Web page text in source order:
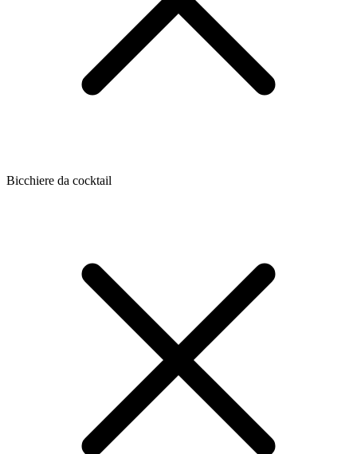
Bicchiere da cocktail